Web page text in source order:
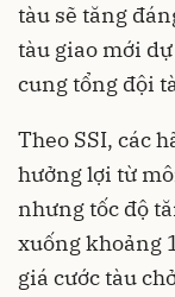
tàu sẽ tăng
tàu giao mới
cung tổng đội
Theo SSI, các
hưởng lợi từ
nhưng tốc độ
xuống khoảng
giá cước tàu